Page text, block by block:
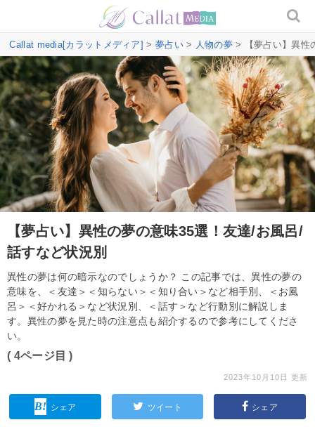
Callat media[カラットメディア] > 夢占い> 人物の夢> 【夢占い】異性
【夢占い】異性の夢の意味35選！友達/お風呂/
話すなど状況別
異性の夢は何の暗示なのでしょうか？ この記事では、異性の夢の
意味を、＜友達＞＜知らない＞＜知り合い＞など相手別、＜お風
呂＞＜好かれる＞など状況別、＜話す＞など行動別に解説しま
す。異性の夢を見た時の注意点も紹介するので参考にしてくださ
い。
( 4ページ目 )
2023年10月10日 更新
シェア ツイート シェア